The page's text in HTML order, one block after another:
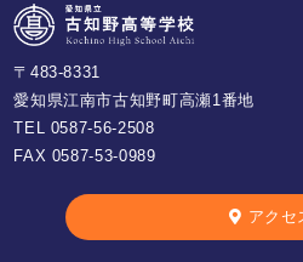
〒483-8331
愛知県江南市古知野町高瀬1番地
TEL 0587-56-2508
FAX 0587-53-0989
アクセ